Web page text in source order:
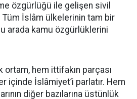
özgürlüğü ile gelişen sivil
Tüm İslâm ülkelerinin tam bir
arada kamu özgürlüklerini
hem ittifakın parçası
içinde İslâmiyet’i parlatır. Hem
diğer bazılarına üstünlük